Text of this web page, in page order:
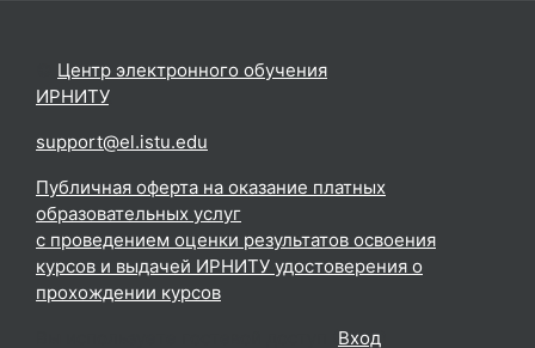
Центр электронного обучения
ИРНИТУ.
support@el.istu.edu
Публичная оферта на оказание платных
образовательных услуг
с проведением оценки результатов освоения
курсов и выдачей ИРНИТУ удостоверения о
прохождении курсов
Вход